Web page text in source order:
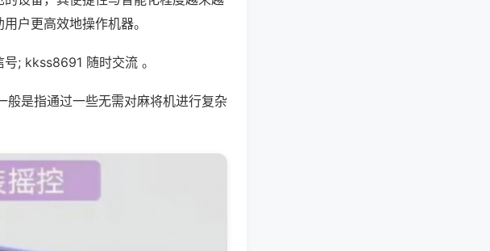
户更高效地操作机器。
; kkss8691 随时交流 。
般是指通过一些无需对麻将机进行复杂